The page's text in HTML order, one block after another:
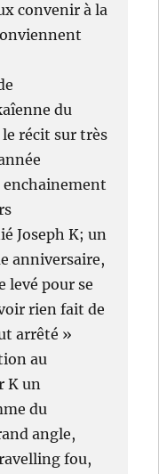
convenir à la
du
récit sur très
Joseph K; un
anniversaire,
levé pour se
rien fait de
arrêté »
au
K un
du
angle,
fou,